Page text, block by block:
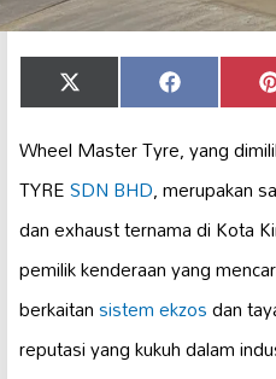
Share
on
X
(Twitter)
Share
on
Facebook
Wheel Master Tyre, yang
TYRESDN BHD, merupakan
dan exhaust ternama di Kota
pemilik kenderaan yang
berkaitansistem ekzosdan
reputasi yang kukuh dalam